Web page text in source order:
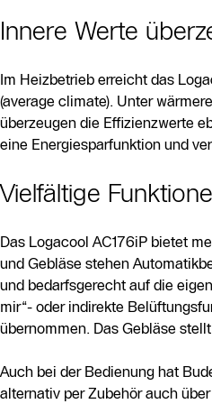
Innere Werte
Im Heizbetrieb erreicht das
(average climate). Unter
überzeugen die Effizienzwerte
eine Energiesparfunktion und
Vielfältige
Das Logacool AC176iP bietet
und Gebläse stehen
und bedarfsgerecht auf die
mir“- oder indirekte
übernommen. Das Gebläse
Auch bei der Bedienung hat
alternativ per Zubehör auch